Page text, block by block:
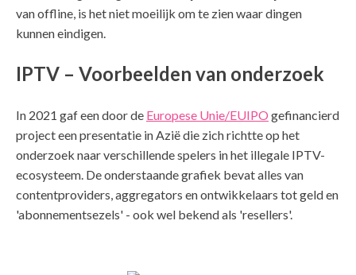
van offline, is het niet moeilijk om te zien waar dingen
kunnen eindigen.
IPTV – Voorbeelden van onderzoek
In 2021 gaf een door de Europese Unie/EUIPO gefinancierd
project een presentatie in Azië die zich richtte op het
onderzoek naar verschillende spelers in het illegale IPTV-
ecosysteem. De onderstaande grafiek bevat alles van
contentproviders, aggregators en ontwikkelaars tot geld en
'abonnementsezels' - ook wel bekend als 'resellers'.